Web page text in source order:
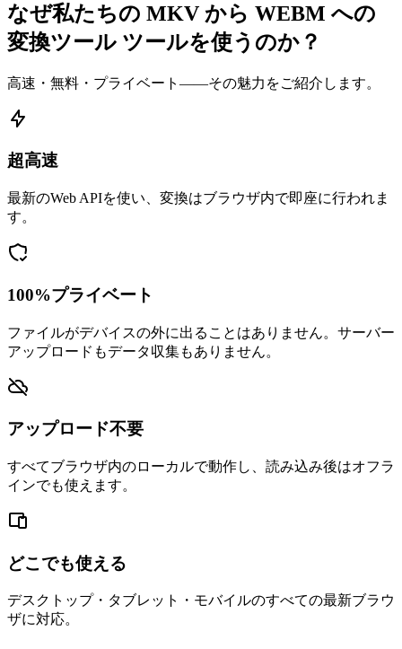
なぜ私たちの MKV から WEBM への
変換ツール ツールを使うのか？
高速・無料・プライベート——その魅力をご紹介します。
超高速
最新のWeb APIを使い、変換はブラウザ内で即座に行われま
す。
100%プライベート
ファイルがデバイスの外に出ることはありません。サーバー
アップロードもデータ収集もありません。
アップロード不要
すべてブラウザ内のローカルで動作し、読み込み後はオフラ
インでも使えます。
どこでも使える
デスクトップ・タブレット・モバイルのすべての最新ブラウ
ザに対応。